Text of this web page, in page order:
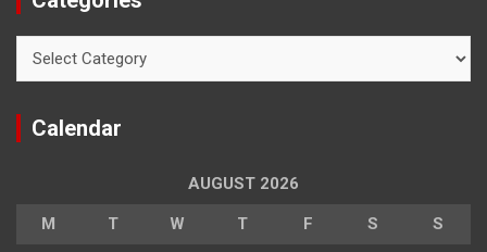
Calendar
AUGUST 2026
M T W T F S S